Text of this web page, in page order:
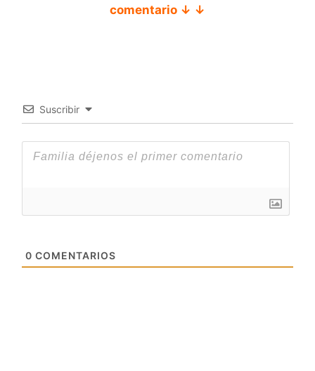
comentario ↓ ↓
Suscribir
0 COMENTARIOS